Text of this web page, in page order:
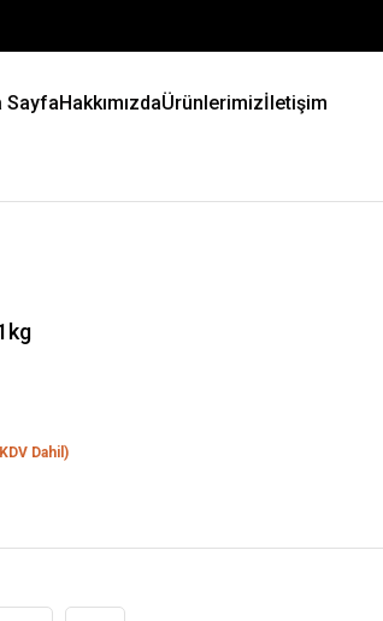
SayfaHakkımızdaÜrünlerimizİletişim
Dahil)